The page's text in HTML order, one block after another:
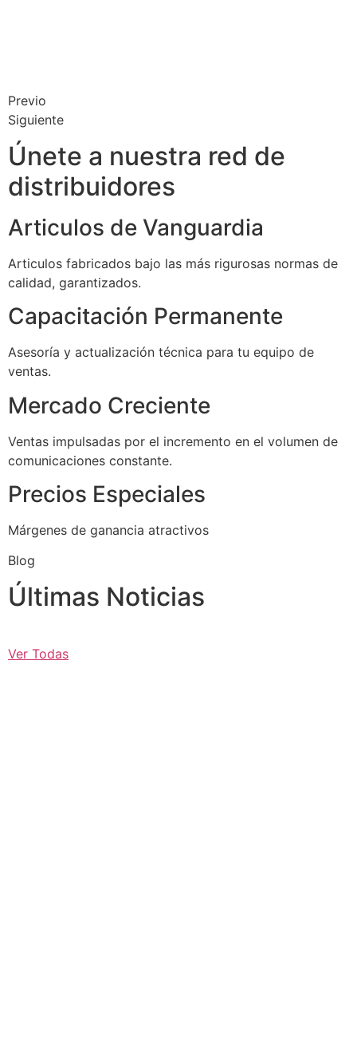
Previo
Siguiente
Únete a nuestra red de
distribuidores
Articulos de Vanguardia
Articulos fabricados bajo las más rigurosas normas de
calidad, garantizados.
Capacitación Permanente
Asesoría y actualización técnica para tu equipo de
ventas.
Mercado Creciente
Ventas impulsadas por el incremento en el volumen de
comunicaciones constante.
Precios Especiales
Márgenes de ganancia atractivos
Blog
Últimas Noticias
Ver Todas